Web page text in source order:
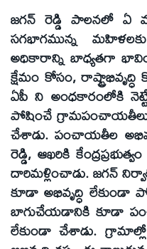
జగన్‌ రెడ్డి పాలనలో ఏ
సగభాగమున్న
అధికారాన్ని బాధ్యతగా
క్షేమం కోసం,
ఏపీ ని అంధకారంలోకి
పోషించే గ్రామపంచాయతీలు,
చేశాడు. పంచాయతీల
రెడ్డి, ఆఖరికి
దారిమళ్లించాడు. జగన్‌
కూడా అభివృద్ధి లేకుండా
బాగుచేయడానికి కూడా
లేకుండా చేశాడు.